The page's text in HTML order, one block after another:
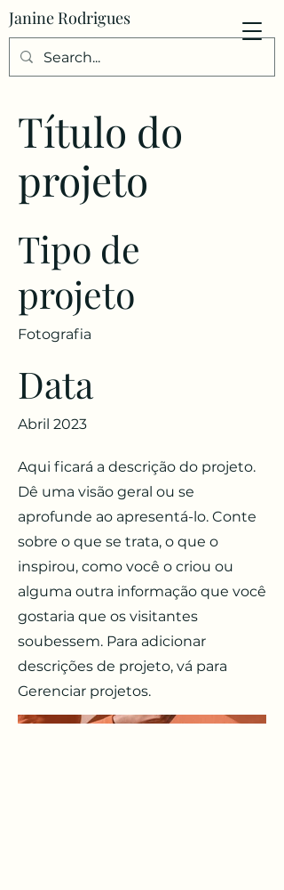
Janine Rodrigues
Título do
projeto
Tipo de
projeto
Fotografia
Data
Abril 2023
Aqui ficará a descrição do projeto.
Dê uma visão geral ou se
aprofunde ao apresentá-lo. Conte
sobre o que se trata, o que o
inspirou, como você o criou ou
alguma outra informação que você
gostaria que os visitantes
soubessem. Para adicionar
descrições de projeto, vá para
Gerenciar projetos.